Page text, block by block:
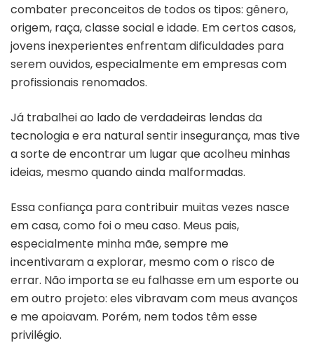
combater preconceitos de todos os tipos: gênero,
origem, raça, classe social e idade. Em certos casos,
jovens inexperientes enfrentam dificuldades para
serem ouvidos, especialmente em empresas com
profissionais renomados.
Já trabalhei ao lado de verdadeiras lendas da
tecnologia e era natural sentir insegurança, mas tive
a sorte de encontrar um lugar que acolheu minhas
ideias, mesmo quando ainda malformadas.
Essa confiança para contribuir muitas vezes nasce
em casa, como foi o meu caso. Meus pais,
especialmente minha mãe, sempre me
incentivaram a explorar, mesmo com o risco de
errar. Não importa se eu falhasse em um esporte ou
em outro projeto: eles vibravam com meus avanços
e me apoiavam. Porém, nem todos têm esse
privilégio.